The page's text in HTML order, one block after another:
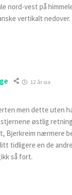
nord-vest på
vertikalt nedover.
12 år sia
men dette uten
østlig
Bjerkreim nærmere
tidligere en de
så fort.